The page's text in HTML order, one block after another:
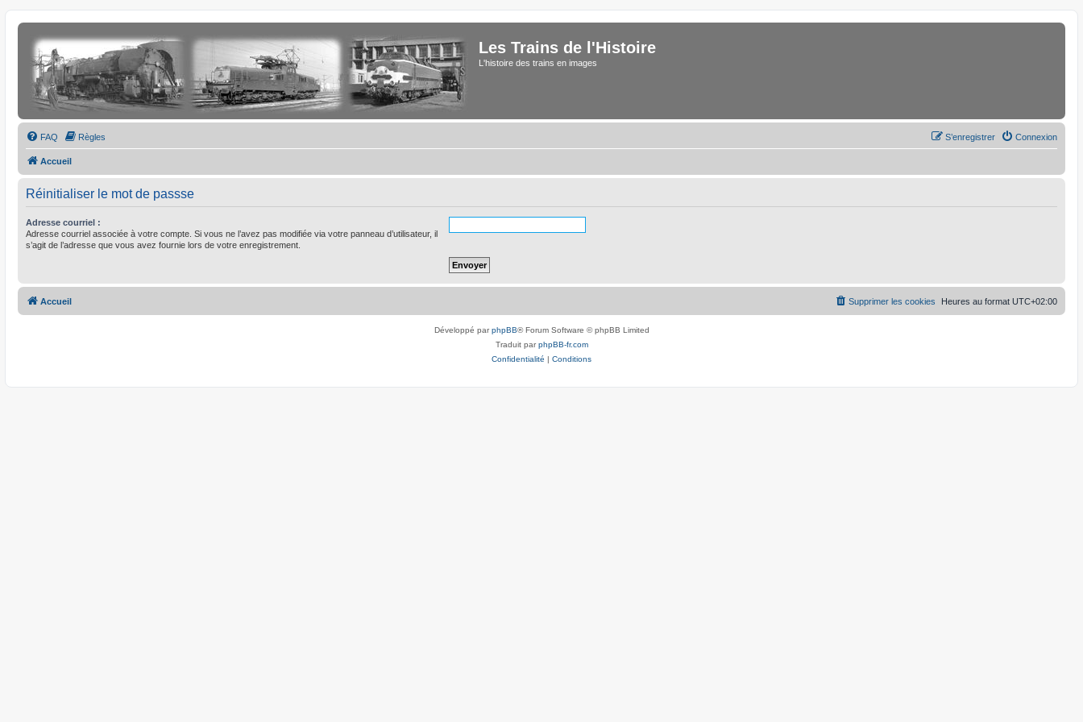
Les Trains de l'Histoire
L'histoire des trains en images
FAQ Règles Connexion
S’enregistrer
Accueil
Réinitialiser le mot de passse
Adresse courriel :
Adresse courriel associée à votre compte. Si vous ne l’avez pas modifiée via votre panneau d’utilisateur, il
s’agit de l’adresse que vous avez fournie lors de votre enregistrement.
Accueil Heures au format UTC+02:00
Supprimer les cookies
Développé parphpBB® Forum Software © phpBB Limited
Traduit parphpBB-fr.com
Confidentialité | Conditions